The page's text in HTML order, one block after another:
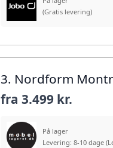
(Gratis levering)
3. Nordform
fra3.499 kr.
På lager
Levering: 8-10 dage